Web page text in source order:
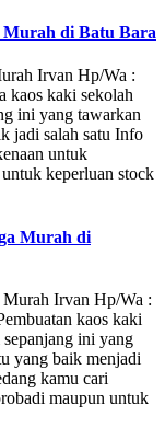
Murah di Batu Bara
Irvan Hp/Wa :
kaos kaki sekolah
ini yang tawarkan
jadi salah satu Info
untuk
keperluan stock
Murah di
Irvan Hp/Wa :
kaos kaki
ini yang
yang baik menjadi
kamu cari
maupun untuk